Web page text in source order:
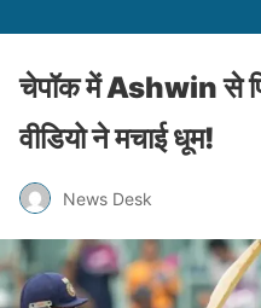
चेपॉक में Ashwin से
वीडियो ने मचाई धूम!
News Desk